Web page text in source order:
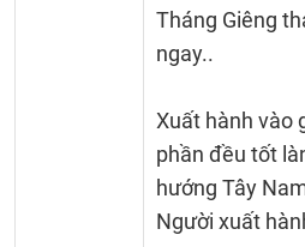
Tháng Giêng
ngay..
Xuất hành vào
phần đều tốt
hướng Tây
Người xuất